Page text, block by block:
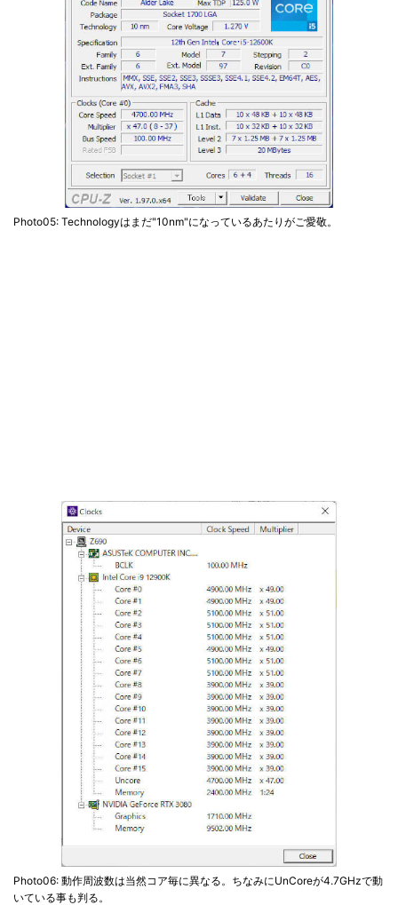
Photo05: Technologyはまだ"10nm"になっているあたりがご愛敬。
Photo06: 動作周波数は当然コア毎に異なる。ちなみにUnCoreが4.7GHzで動
いている事も判る。